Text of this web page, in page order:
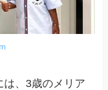
は、3歳のメリア